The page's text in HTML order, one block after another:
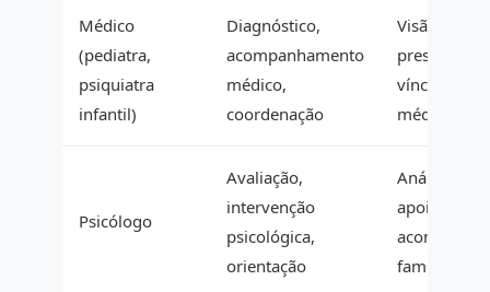
Médico
(pediatra,
psiquiatra
infantil)
Diagnóstico,
acompanhamento
médico,
coordenação
Visão
prescrições,
vínculos
médico-
Psicólogo
Avaliação,
intervenção
psicológica,
orientação
Análise
apoio
familiar